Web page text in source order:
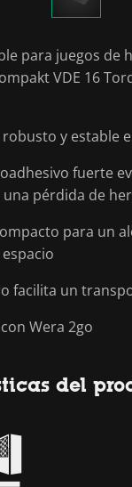
para juegos de
VDE 16
y estable
fuerte
una pérdida de
para un
facilita un
Wera 2go
del